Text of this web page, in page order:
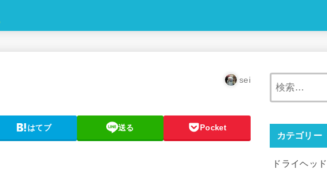
sei
はてブ 送る Pocket
カテゴリー
ドライヘッ